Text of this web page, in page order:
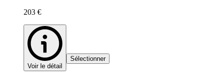
203 €
Voir le détail
Sélectionner